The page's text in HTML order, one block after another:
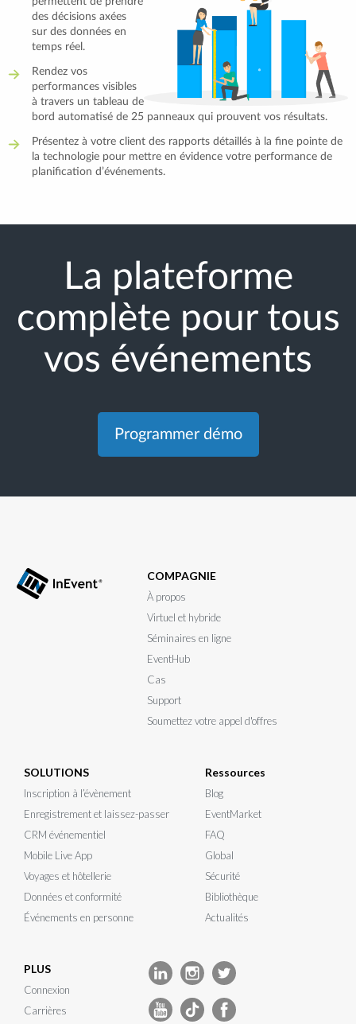
des décisions axées
sur des données en
temps réel.
Rendez vos
performances visibles
à travers un tableau de
bord automatisé de 25 panneaux qui prouvent vos résultats.
Présentez à votre client des rapports détaillés à la fine pointe de
la technologie pour mettre en évidence votre performance de
planification d’événements.
La plateforme
complète pour tous
vos événements
Programmer démo
COMPAGNIE
À propos
Virtuel et hybride
Séminaires en ligne
EventHub
Cas
Support
Soumettez votre appel d'offres
SOLUTIONS
Inscription à l’évènement
Enregistrement et laissez-passer
CRM événementiel
Mobile Live App
Voyages et hôtellerie
Données et conformité
Événements en personne
Ressources
Blog
EventMarket
FAQ
Global
Sécurité
Bibliothèque
Actualités
PLUS
Connexion
Carrières